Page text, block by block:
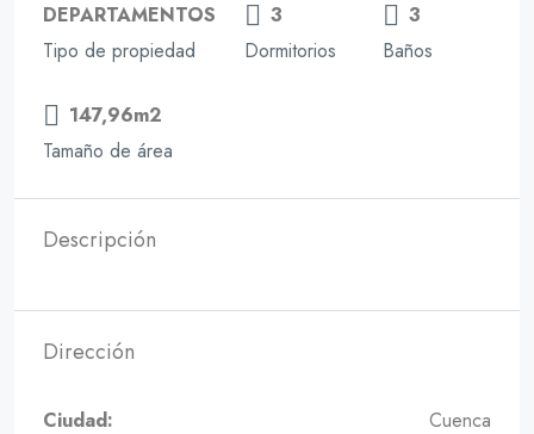
DEPARTAMENTOS
Tipo de propiedad
3
Dormitorios
3
Baños
147,96m2
Tamaño de área
Descripción
Dirección
Ciudad: Cuenca